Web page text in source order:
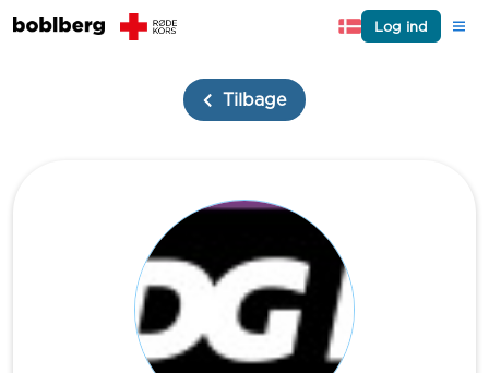
Log ind
Tilbage